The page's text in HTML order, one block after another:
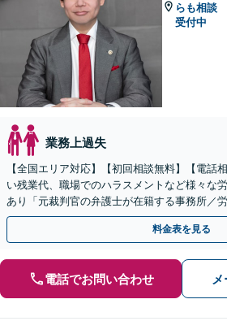
らも相談
受付中
業務上過失
【全国エリア対応】【初回相談無料】【電話
い残業代、職場でのハラスメントなど様々な
あり「元裁判官の弁護士が在籍する事務所／
裁判官経験を活かした最適な戦略を立案」
料金表を見る
電話でお問い合わせ